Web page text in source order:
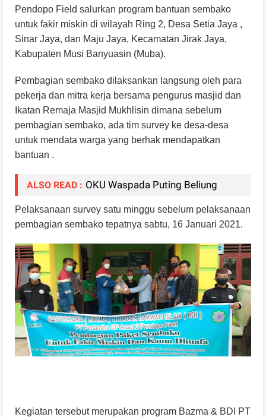
Pendopo Field salurkan program bantuan sembako
untuk fakir miskin di wilayah Ring 2, Desa Setia Jaya ,
Sinar Jaya, dan Maju Jaya, Kecamatan Jirak Jaya,
Kabupaten Musi Banyuasin (Muba).
Pembagian sembako dilaksankan langsung oleh para
pekerja dan mitra kerja bersama pengurus masjid dan
Ikatan Remaja Masjid Mukhlisin dimana sebelum
pembagian sembako, ada tim survey ke desa-desa
untuk mendata warga yang berhak mendapatkan
bantuan .
ALSO READ : OKU Waspada Puting Beliung
Pelaksanaan survey satu minggu sebelum pelaksanaan
pembagian sembako tepatnya sabtu, 16 Januari 2021.
Kegiatan tersebut merupakan program Bazma & BDI PT